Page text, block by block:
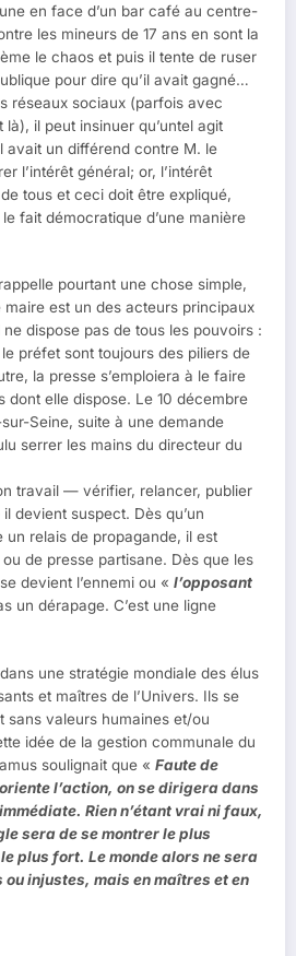
en face d’un bar café au centre-
les mineurs de 17 ans en sont la
le chaos et puis il tente de ruser
pour dire qu’il avait gagné…
réseaux sociaux (parfois avec
il peut insinuer qu’untel agit
avait un différend contre M. le
l’intérêt général; or, l’intérêt
tous et ceci doit être expliqué,
fait démocratique d’une manière
pourtant une chose simple,
maire est un des acteurs principaux
dispose pas de tous les pouvoirs :
préfet sont toujours des piliers de
la presse s’emploiera à le faire
dont elle dispose. Le 10 décembre
Seine, suite à une demande
serrer les mains du directeur du
travail — vérifier, relancer, publier
devient suspect. Dès qu’un
un relais de propagande, il est
de presse partisane. Dès que les
devient l’ennemi ou « l’opposant
un dérapage. C’est une ligne
une stratégie mondiale des élus
et maîtres de l’Univers. Ils se
sans valeurs humaines et/ou
idée de la gestion communale du
soulignait que « Faute de
l’action, on se dirigera dans
Rien n’étant vrai ni faux,
sera de se montrer le plus
plus fort. Le monde alors ne sera
injustes, mais en maîtres et en